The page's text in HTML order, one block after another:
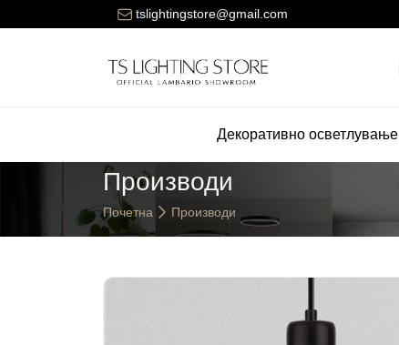
tslightingstore@gmail.com
за достава на нарачките е 150 денари.
Декоративно осветлување
Производи
Почетна Производи